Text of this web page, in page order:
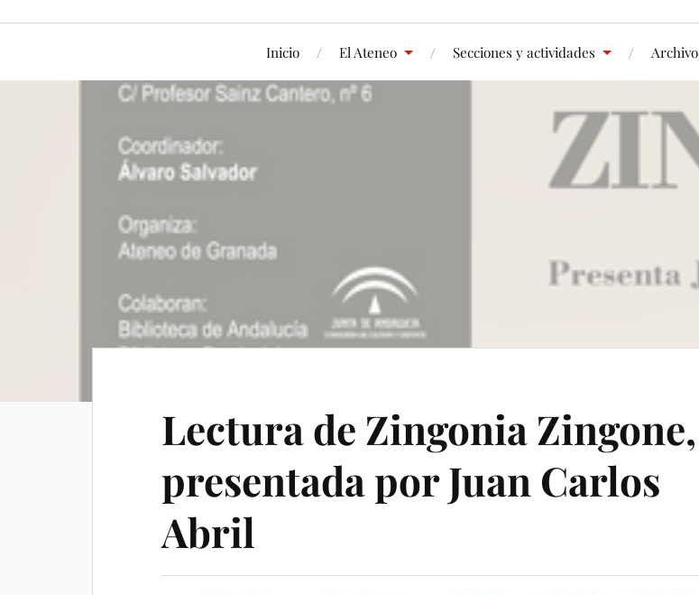
Inicio El Ateneo Secciones y actividades Archivo
Lectura de Zingonia Zingone,
presentada por Juan Carlos
Abril